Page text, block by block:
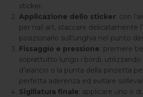
sticker.
Applicazione dello sticker: con
per nail art, staccare delicatamente
posizionarlo sull’unghia nel punto
Fissaggio e pressione: premere
soprattutto lungo i bordi,
d’arancio o la punta della pinzetta
perfetta aderenza ed evitare
Sigillatura finale: applicare uno o